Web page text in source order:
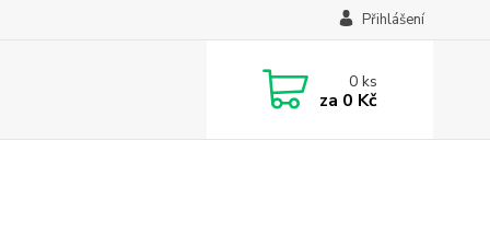
Přihlášení
0ks
za 0 Kč